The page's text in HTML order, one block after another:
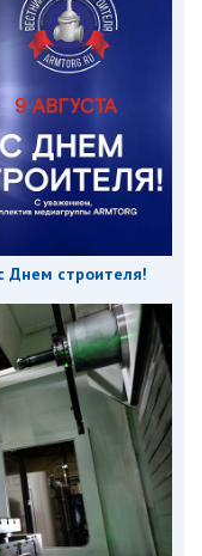
Днем строителя!